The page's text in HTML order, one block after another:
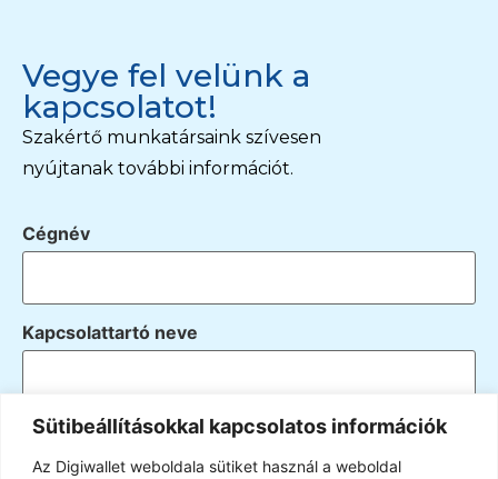
Sütibeállításokkal kapcsolatos információk
Az Digiwallet weboldala sütiket használ a weboldal
Vegye fel velünk a
kapcsolatot!
Szakértő munkatársaink szívesen
nyújtanak további információt.
Cégnév
Kapcsolattartó neve
Email